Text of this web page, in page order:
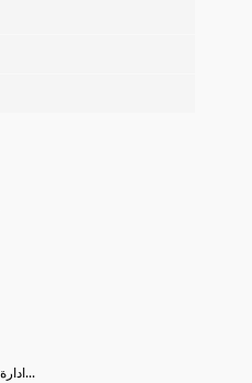
ادارة المشاريع بواسطة برنامج ب...